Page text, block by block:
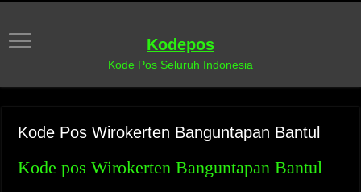
Kodepos
Kode Pos Seluruh Indonesia
Kode Pos Wirokerten Banguntapan Bantul
Kode pos Wirokerten Banguntapan Bantul